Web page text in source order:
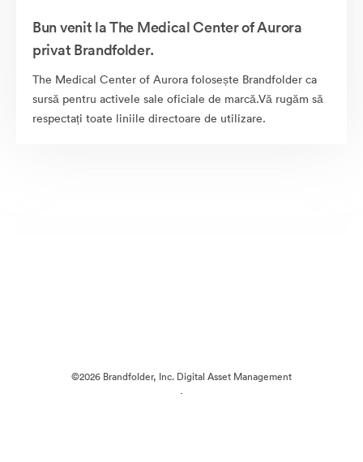
Bun venit la The Medical Center of Aurora
privat Brandfolder.
The Medical Center of Aurora folosește Brandfolder ca
sursă pentru activele sale oficiale de marcă.Vă rugăm să
respectați toate liniile directoare de utilizare.
©2026 Brandfolder, Inc. Digital Asset Management
·